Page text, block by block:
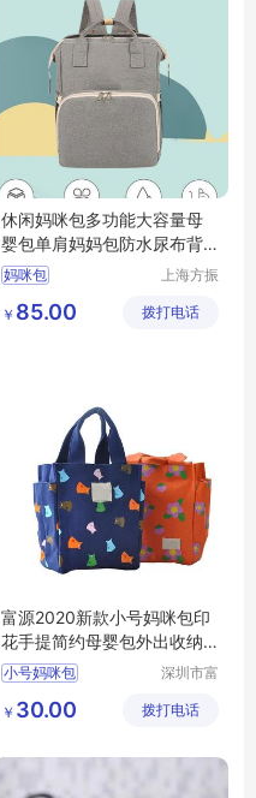
休闲妈咪包多功能大容量母
婴包单肩妈妈包防水尿布背
包
妈咪包
上海方振
有限公司
￥ 85.00 拨打电话
富源2020新款小号妈咪包印
花手提简约母婴包外出收纳
包
小号妈咪包
深圳市富
限公司
￥ 30.00 拨打电话